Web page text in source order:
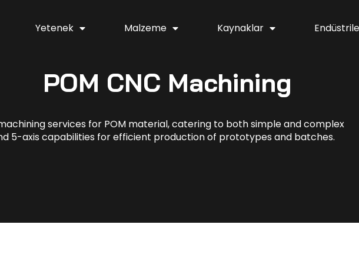
Yetenek Malzeme Kaynaklar
POM CNC Machining
services for POM material, catering to both simple and complex
5-axis capabilities for efficient production of prototypes and batches.